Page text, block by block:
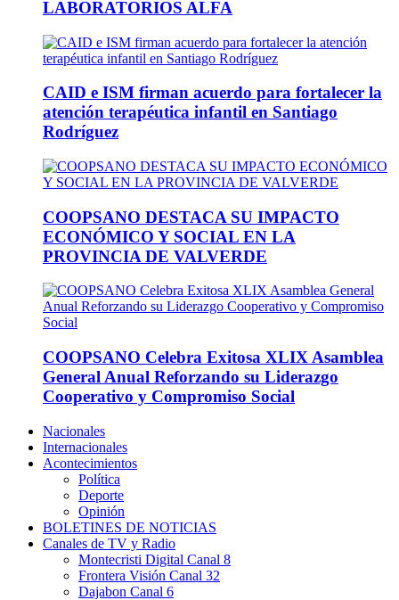
LABORATORIOS ALFA
CAID e ISM firman acuerdo para fortalecer la
atención terapéutica infantil en Santiago
Rodríguez
COOPSANO DESTACA SU IMPACTO
ECONÓMICO Y SOCIAL EN LA
PROVINCIA DE VALVERDE
COOPSANO Celebra Exitosa XLIX Asamblea
General Anual Reforzando su Liderazgo
Cooperativo y Compromiso Social
Nacionales
Internacionales
Acontecimientos
Política
Deporte
Opinión
BOLETINES DE NOTICIAS
Canales de TV y Radio
Montecristi Digital Canal 8
Frontera Visión Canal 32
Dajabon Canal 6